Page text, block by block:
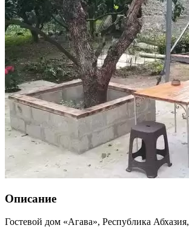
Описание
Гостевой дом «Агава», Республика Абхазия,